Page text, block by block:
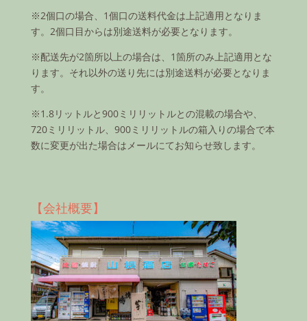
※2個口の場合、1個口の送料代金は上記適用となりま
す。2個口目からは別途送料が必要となります。
※配送先が2箇所以上の場合は、1箇所のみ上記適用とな
ります。それ以外の送り先には別途送料が必要となりま
す。
※1.8リットルと900ミリリットルとの混載の場合や、
720ミリリットル、900ミリリットルの箱入りの場合で本
数に変更が出た場合はメールにてお知らせ致します。
【会社概要】